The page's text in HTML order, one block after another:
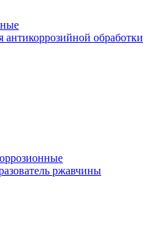
антикоррозийной обработки
ржавчины